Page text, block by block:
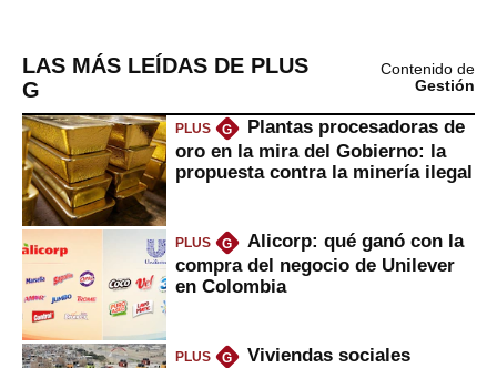
LAS MÁS LEÍDAS DE PLUS
G
Contenido de
Gestión
PLUS G
Plantas procesadoras de
oro en la mira del Gobierno: la
propuesta contra la minería ilegal
PLUS G
Alicorp: qué ganó con la
compra del negocio de Unilever
en Colombia
PLUS G
Viviendas sociales